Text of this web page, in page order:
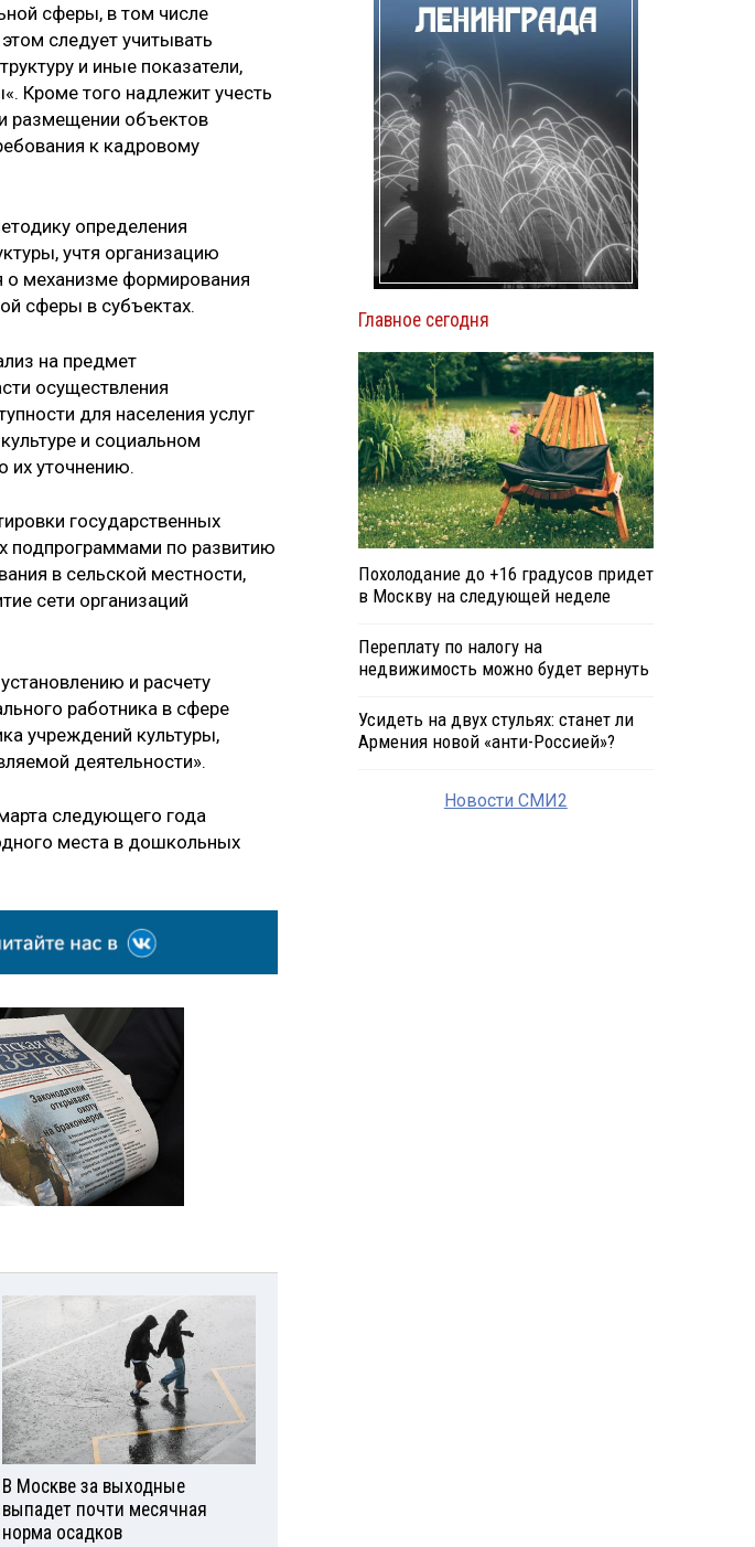
сферы, в том числе
следует учитывать
и иные показатели,
Кроме того надлежит учесть
размещении объектов
к кадровому
определения
учтя организацию
о механизме формирования
сферы в субъектах.
на предмет
осуществления
для населения услуг
и социальном
их уточнению.
государственных
подпрограммами по развитию
в сельской местности,
сети организаций
и расчету
работника в сфере
учреждений культуры,
деятельности».
следующего года
места в дошкольных
В Москве за выходные
выпадет почти месячная
норма осадков
Главное сегодня
Похолодание до +16 градусов придет
в Москву на следующей неделе
Переплату по налогу на
недвижимость можно будет вернуть
Усидеть на двух стульях: станет ли
Армения новой «анти-Россией»?
Новости СМИ2